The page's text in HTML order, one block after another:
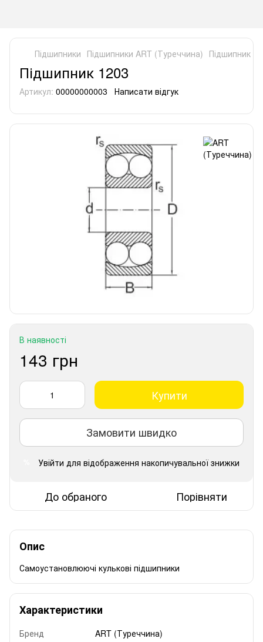
Підшипники Підшипники ART (Туреччина) Підшипник
Підшипник 1203
Артикул: 00000000003 Написати відгук
В наявності
143 грн
Купити
Замовити швидко
Увійти для відображення накопичувальної знижки
До обраного Порівняти
Опис
Самоустановлюючі кулькові підшипники
Характеристики
Бренд
ART (Туреччина)